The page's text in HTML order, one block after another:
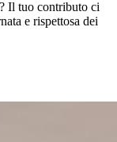
Il tuo contributo ci
e rispettosa dei